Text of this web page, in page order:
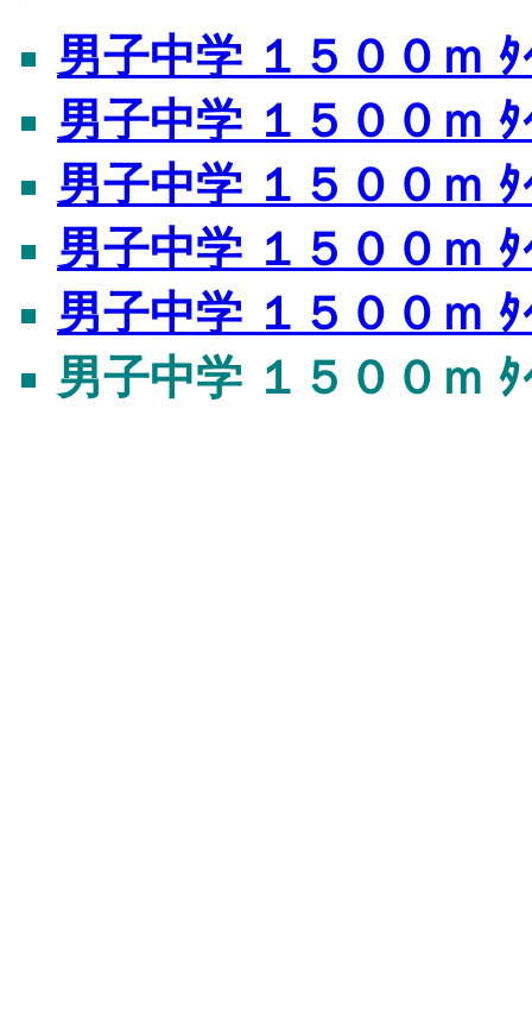
男子中学 １５００ｍ ﾀ
男子中学 １５００ｍ ﾀ
男子中学 １５００ｍ ﾀ
男子中学 １５００ｍ ﾀ
男子中学 １５００ｍ ﾀ
男子中学 １５００ｍ